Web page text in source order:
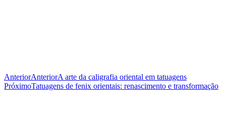
AnteriorAnteriorA arte da caligrafia oriental em tatuagens
PróximoTatuagens de fenix orientais: renascimento e transformação